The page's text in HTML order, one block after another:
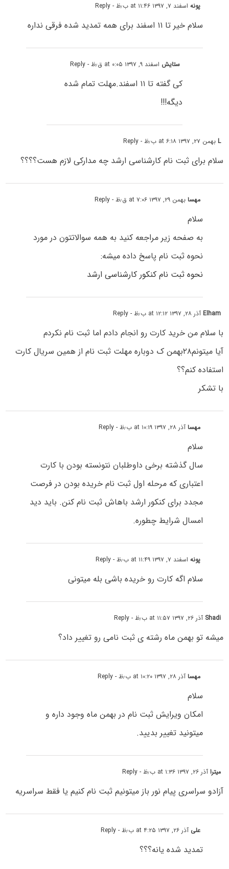
پونهاسفند ۷, ۱۳۹۷ at ۱۱:۴۶ ب٫ظ - Reply
سلام خیر تا ۱۱ اسفند برای همه تمدید شده فرقی نداره
ستایش اسفند ۹, ۱۳۹۷ at ۰:۰۵ ق٫ظ - Reply
کی گفته تا ۱۱ اسفند.مهلت تمام شده
دیگه!!!
Lبهمن ۲۷, ۱۳۹۷ at ۶:۱۸ ب٫ظ - Reply
سلام برای ثبت نام کارشناسی ارشد چه مدارکی لازم هست؟؟؟؟
مهسابهمن ۲۹, ۱۳۹۷ at ۷:۰۶ ق٫ظ - Reply
سلام
به صفحه زیر مراجعه کنید به همه سوالاتتون در مورد
نحوه ثبت نام پاسخ داده میشه:
نحوه ثبت نام کنکور کارشناسی ارشد
Elhamآذر ۲۸, ۱۳۹۷ at ۱۲:۱۲ ب٫ظ - Reply
با سلام من خرید کارت رو انجام دادم اما ثبت نام نکردم
آیا میتونم۲۸بهمن ک دوباره مهلت ثبت نام از همین سریال کارت
استفاده کنم؟؟
با تشکر
مهساآذر ۲۸, ۱۳۹۷ at ۱۰:۱۹ ب٫ظ - Reply
سلام
سال گذشته برخی داوطلبان نتونسته بودن با کارت
اعتباری که مرحله اول ثبت نام خریده بودن در فرصت
مجدد برای کنکور ارشد باهاش ثبت نام کنن. باید دید
امسال شرایط چطوره.
پونهاسفند ۷, ۱۳۹۷ at ۱۱:۴۹ ب٫ظ - Reply
سلام اگه کارت رو خریده باشی بله میتونی
Shadi آذر ۲۶, ۱۳۹۷ at ۱۱:۵۷ ب٫ظ - Reply
میشه تو بهمن ماه رشته ی ثبت نامی رو تغییر داد؟
مهساآذر ۲۸, ۱۳۹۷ at ۱۰:۲۰ ب٫ظ - Reply
سلام
امکان ویرایش ثبت نام در بهمن ماه وجود داره و
میتونید تغییر بدیید.
میتراآذر ۲۶, ۱۳۹۷ at ۱:۳۶ ب٫ظ - Reply
آزادو سراسری پیام نور باز میتونیم ثبت نام کنیم یا فقط سراسریه
علی آذر ۲۶, ۱۳۹۷ at ۴:۲۵ ب٫ظ - Reply
تمدید شده یانه؟؟؟